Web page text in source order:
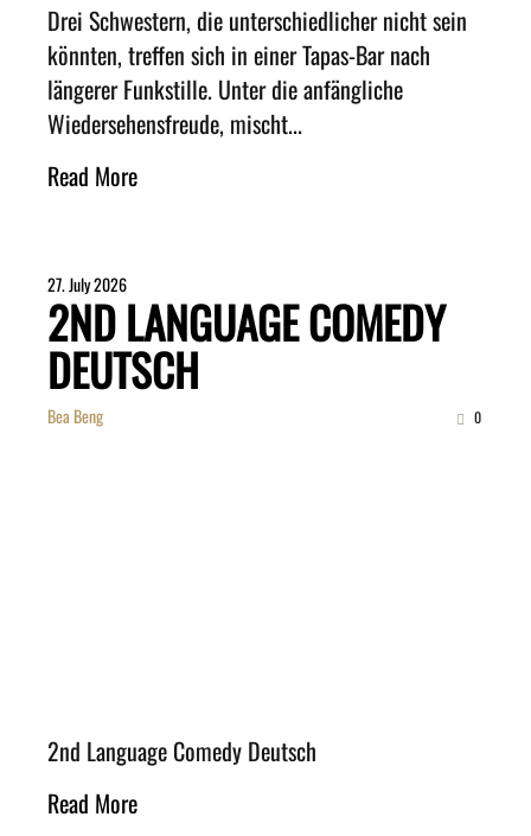
Drei Schwestern, die unterschiedlicher nicht sein
könnten, treffen sich in einer Tapas-Bar nach
längerer Funkstille. Unter die anfängliche
Wiedersehensfreude, mischt...
Read More
27. July 2026
2ND LANGUAGE COMEDY
DEUTSCH
Bea Beng 0
2nd Language Comedy Deutsch
Read More